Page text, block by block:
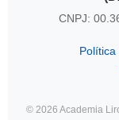
CNPJ:
Política
© 2026 Academia